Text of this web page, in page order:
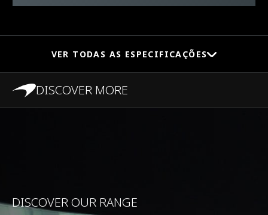
VER TODAS AS ESPECIFICAÇÕES
DISCOVER MORE
DISCOVER OUR RANGE